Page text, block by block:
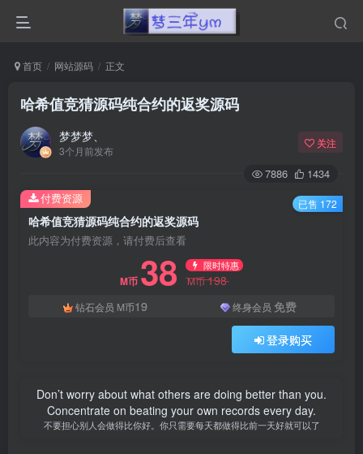
首页 网站源码 正文
哈希值竞猜源码纯合约的返奖源码
梦梦梦、
3个月前发布
关注
7886 1434
哈希值竞猜源码纯合约的返奖源码
此内容为付费资源，请付费后查看
M币 38 限时特惠
M币198
钻石会员 M币19 终身会员 免费
登录购买
付费资源 已售 172
Don’t worry about what others are doing better than you.
Concentrate on beating your own records every day.
不要担心别人会做得比你好。你只需要每天都做得比前一天好就可以了